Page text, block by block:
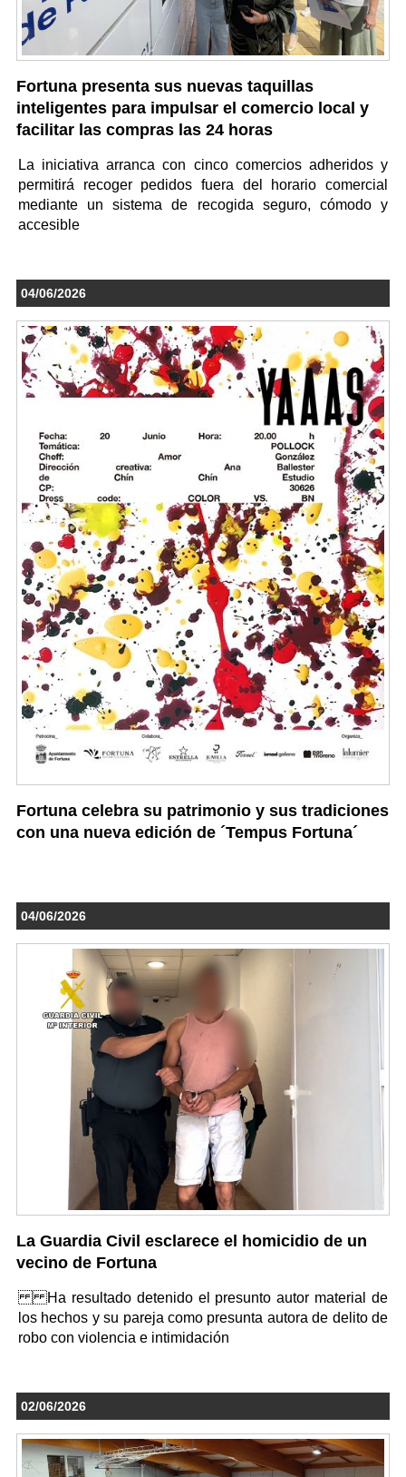
Fortuna presenta sus nuevas taquillas
inteligentes para impulsar el comercio local y
facilitar las compras las 24 horas
La iniciativa arranca con cinco comercios adheridos y
permitirá recoger pedidos fuera del horario comercial
mediante un sistema de recogida seguro, cómodo y
accesible
04/06/2026
Fortuna celebra su patrimonio y sus tradiciones
con una nueva edición de ´Tempus Fortuna´
04/06/2026
La Guardia Civil esclarece el homicidio de un
vecino de Fortuna
Ha resultado detenido el presunto autor material de
los hechos y su pareja como presunta autora de delito de
robo con violencia e intimidación
02/06/2026